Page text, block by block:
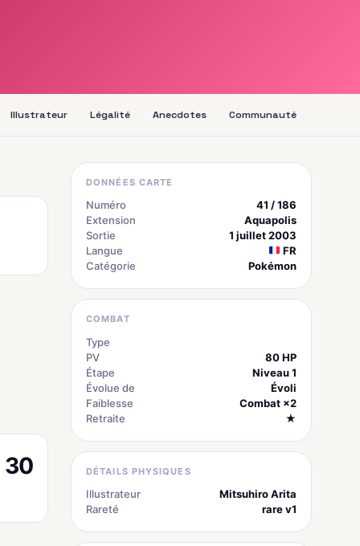
Illustrateur Légalité Anecdotes Communauté
30
DONNÉES CARTE
Numéro
41 / 186
Extension
Aquapolis
Sortie
1 juillet 2003
Langue
FR
Catégorie
Pokémon
COMBAT
Type
PV
80 HP
Étape
Niveau 1
Évolue de
Évoli
Faiblesse
Combat ×2
Retraite
★
DÉTAILS PHYSIQUES
Illustrateur
Mitsuhiro Arita
Rareté
rare v1